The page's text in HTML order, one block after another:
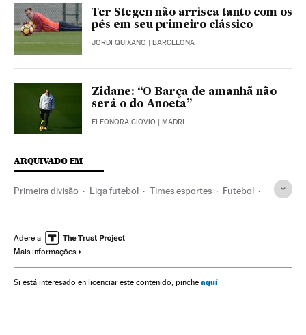
Ter Stegen não arrisca tanto com os
pés em seu primeiro clássico
JORDI QUIXANO | BARCELONA
Zidane: “O Barça de amanhã não
será o do Anoeta”
ELEONORA GIOVIO | MADRI
ARQUIVADO EM
Primeira divisão Liga futebol Times esportes Futebol
Luis Suárez Jogos futebol
Campeonato espanhol
La Liga América do Sul América Latina Esportes
Adere a
Mais informações
Si está interesado en licenciar este contenido, pinche aquí